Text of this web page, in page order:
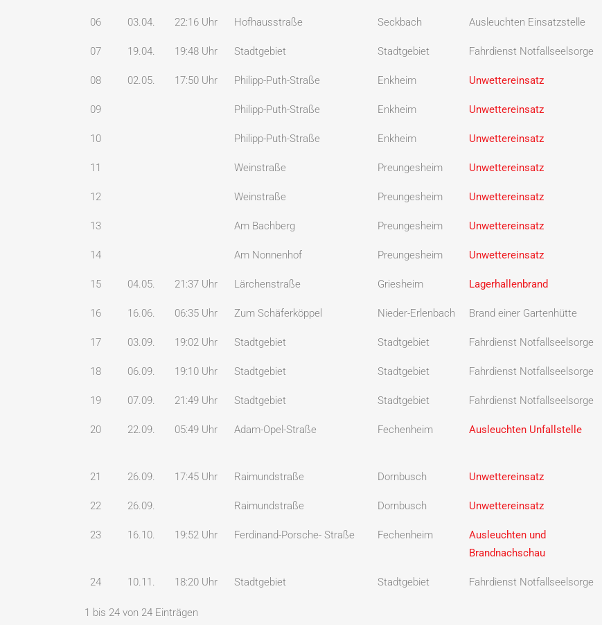
06 03.04. 22:16 Uhr Hofhausstraße Seckbach Ausleuchten Einsatzstelle
07 19.04. 19:48 Uhr Stadtgebiet Stadtgebiet Fahrdienst Notfallseelsorge
08 02.05. 17:50 Uhr Philipp-Puth-Straße Enkheim Unwettereinsatz
09 Philipp-Puth-Straße Enkheim Unwettereinsatz
10 Philipp-Puth-Straße Enkheim Unwettereinsatz
11 Weinstraße Preungesheim Unwettereinsatz
12 Weinstraße Preungesheim Unwettereinsatz
13 Am Bachberg Preungesheim Unwettereinsatz
14 Am Nonnenhof Preungesheim Unwettereinsatz
15 04.05. 21:37 Uhr Lärchenstraße Griesheim Lagerhallenbrand
16 16.06. 06:35 Uhr Zum Schäferköppel Nieder-Erlenbach Brand einer Gartenhütte
17 03.09. 19:02 Uhr Stadtgebiet Stadtgebiet Fahrdienst Notfallseelsorge
18 06.09. 19:10 Uhr Stadtgebiet Stadtgebiet Fahrdienst Notfallseelsorge
19 07.09. 21:49 Uhr Stadtgebiet Stadtgebiet Fahrdienst Notfallseelsorge
20 22.09. 05:49 Uhr Adam-Opel-Straße Fechenheim Ausleuchten Unfallstelle
21 26.09. 17:45 Uhr Raimundstraße Dornbusch Unwettereinsatz
22 26.09. Raimundstraße Dornbusch Unwettereinsatz
23 16.10. 19:52 Uhr Ferdinand-Porsche- Straße Fechenheim
Ausleuchten und
Brandnachschau
24 10.11. 18:20 Uhr Stadtgebiet Stadtgebiet Fahrdienst Notfallseelsorge
1 bis 24 von 24 Einträgen